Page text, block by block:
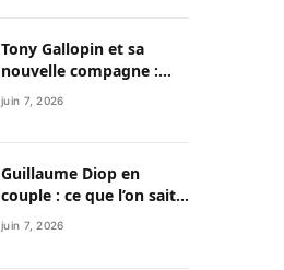
Tony Gallopin et sa
nouvelle compagne :
entre discrétion,
reconstruction et
juin 7, 2026
Guillaume Diop en
couple : ce que l’on sait
vraiment de sa vie
sentimentale et de son
juin 7, 2026